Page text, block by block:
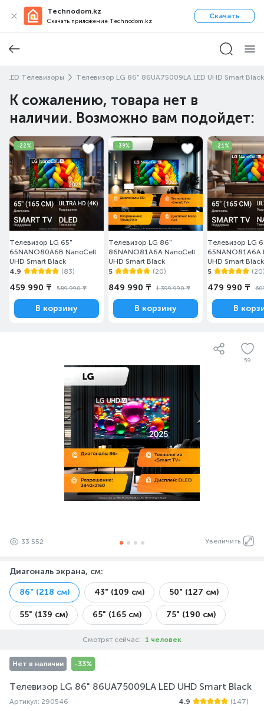
Technodom.kz
Скачать приложение Technodom.kz
Скачать
LED Телевизоры Телевизор LG 86" 86UA75009LA LED UHD Smart Black
К сожалению, товара нет в
наличии. Возможно вам подойдет:
-22%
Телевизор LG 65"
65NANO80A6B NanoCell
UHD Smart Black
4.9
(83)
459 990 ₸ 589 990 ₸
В корзину
-39%
Телевизор LG 86"
86NANO81A6A NanoCell
UHD Smart Black
5
(20)
849 990 ₸ 1 399 990 ₸
В корзину
-21%
Телевизор LG
65NANO81A6A
UHD Smart Black
5
479 990 ₸
В
59
Увеличить
33 552
Диагональ экрана, см:
86" (218 см) 43" (109 см) 50" (127 см)
55" (139 см) 65" (165 см) 75" (190 см)
Смотрят сейчас: 1 человек
Нет в наличии -33%
Телевизор LG 86" 86UA75009LA LED UHD Smart Black
Артикул: 290546 4.9 (147)